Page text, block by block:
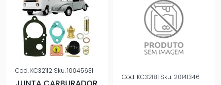
Cod. KC32112 Sku.10045631
Cod. KC32181 Sku. 20141346